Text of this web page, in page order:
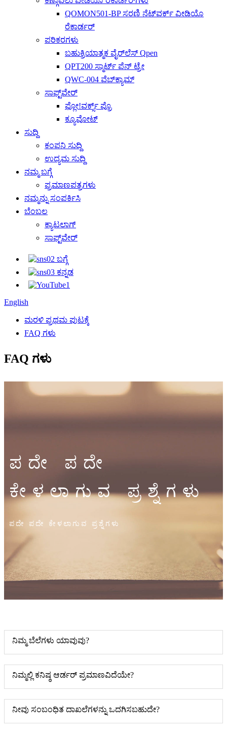
QOMON501-BP ಸರಣಿ ನೆಟ್‌ವರ್ಕ್ ವೀಡಿಯೊ
ರೆಕಾರ್ಡರ್
ಪರಿಕರಗಳು
ಬಹುಕ್ರಿಯಾತ್ಮಕ ವೈರ್‌ಲೆಸ್ Qpen
QPT200 ಸ್ಮಾರ್ಟ್ ಪೆನ್ ಟ್ರೇ
QWC-004 ವೆಬ್‌ಕ್ಯಾಮ್
ಸಾಫ್ಟ್‌ವೇರ್
ಫ್ಲೋ!ವರ್ಕ್ಸ್ ಪ್ರೊ
ಕ್ಯೂವೋಟ್
ಸುದ್ದಿ
ಕಂಪನಿ ಸುದ್ದಿ
ಉದ್ಯಮ ಸುದ್ದಿ
ನಮ್ಮ ಬಗ್ಗೆ
ಪ್ರಮಾಣಪತ್ರಗಳು
ನಮ್ಮನ್ನು ಸಂಪರ್ಕಿಸಿ
ಬೆಂಬಲ
ಕ್ಯಾಟಲಾಗ್
ಸಾಫ್ಟ್‌ವೇರ್
English
ಮರಳಿ ಪ್ರಥಮ ಪುಟಕ್ಕೆ
FAQ ಗಳು
FAQ ಗಳು
ಪದೇ ಪದೇ
ಕೇಳಲಾಗುವ ಪ್ರಶ್ನೆಗಳು
ಪದೇ ಪದೇ ಕೇಳಲಾಗುವ ಪ್ರಶ್ನೆಗಳು
ನಿಮ್ಮ ಬೆಲೆಗಳು ಯಾವುವು?
ನಿಮ್ಮಲ್ಲಿ ಕನಿಷ್ಠ ಆರ್ಡರ್ ಪ್ರಮಾಣವಿದೆಯೇ?
ನೀವು ಸಂಬಂಧಿತ ದಾಖಲೆಗಳನ್ನು ಒದಗಿಸಬಹುದೇ?